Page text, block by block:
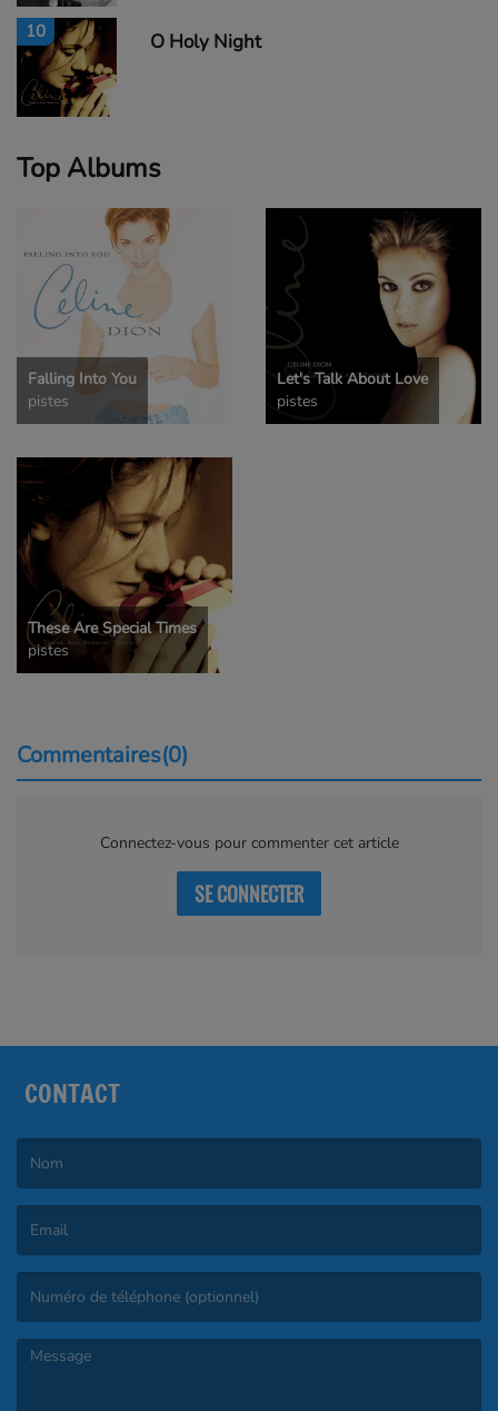
10 O Holy Night
Top Albums
Falling Into You
pistes
Let's Talk About Love
pistes
These Are Special Times
pistes
Commentaires(0)
Connectez-vous pour commenter cet article
SE CONNECTER
CONTACT